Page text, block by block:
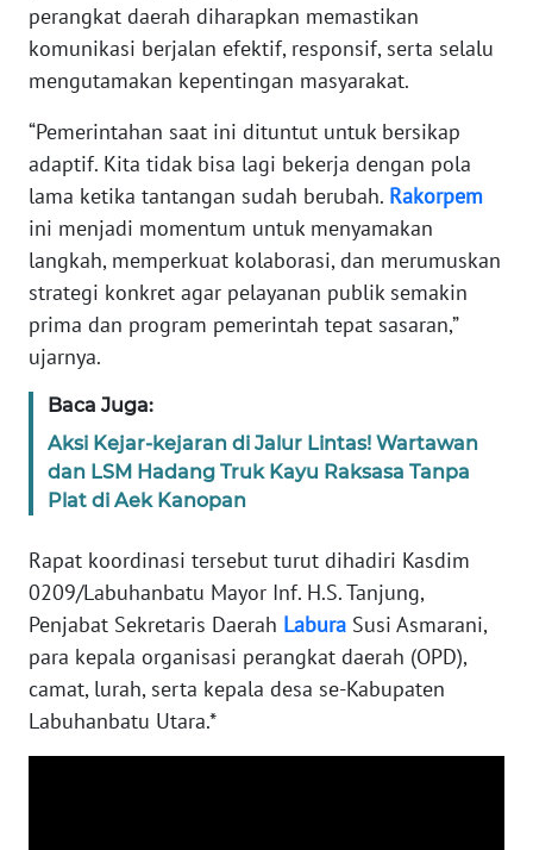
perangkat daerah diharapkan memastikan
komunikasi berjalan efektif, responsif, serta selalu
mengutamakan kepentingan masyarakat.
“Pemerintahan saat ini dituntut untuk bersikap
adaptif. Kita tidak bisa lagi bekerja dengan pola
lama ketika tantangan sudah berubah. Rakorpem
ini menjadi momentum untuk menyamakan
langkah, memperkuat kolaborasi, dan merumuskan
strategi konkret agar pelayanan publik semakin
prima dan program pemerintah tepat sasaran,”
ujarnya.
Baca Juga:
Aksi Kejar-kejaran di Jalur Lintas! Wartawan
dan LSM Hadang Truk Kayu Raksasa Tanpa
Plat di Aek Kanopan
Rapat koordinasi tersebut turut dihadiri Kasdim
0209/Labuhanbatu Mayor Inf. H.S. Tanjung,
Penjabat Sekretaris Daerah Labura Susi Asmarani,
para kepala organisasi perangkat daerah (OPD),
camat, lurah, serta kepala desa se-Kabupaten
Labuhanbatu Utara.*
JAMBI
WN
WN
NTB
WN
SULTENG
WN
WN
BABEL
SUMBAR
WN
SUMSEL
WN
BENGKULU